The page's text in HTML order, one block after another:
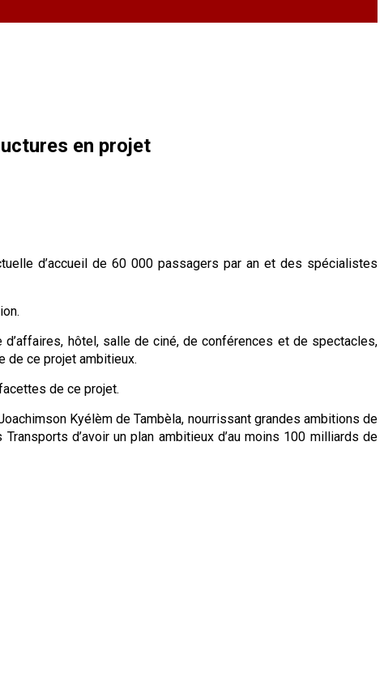
en projet
d’accueil de 60 000 passagers par an et des spécialistes
hôtel, salle de ciné, de conférences et de spectacles,
de ce projet ambitieux.
de ce projet.
Kyélèm de Tambèla, nourrissant grandes ambitions de
d’avoir un plan ambitieux d’au moins 100 milliards de